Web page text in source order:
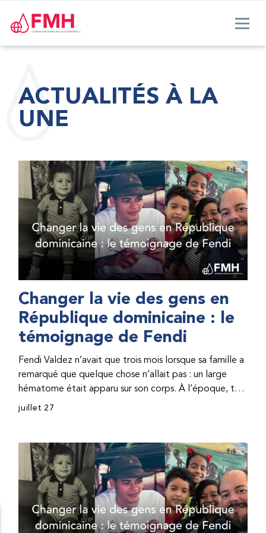
ACTUALITÉS À LA
UNE
Changer la vie des gens en
République dominicaine : le
témoignage de Fendi
Fendi Valdez n’avait que trois mois lorsque sa famille a
remarqué que quelque chose n’allait pas : un large
hématome était apparu sur son corps. À l’époque, très
peu de professionnel·les de santé de République
correct, le traitement était encore largement
indisponible. Les concentrés de facteur étaient chers
et difficiles à se procurer. Afin que son traitement dure
plus longtemps, Fendi prenait parfois une dose
inférieure à celle prescrite. À cause de ces soins limités,
il avait fréquemment des saignements, manquait
juillet 27